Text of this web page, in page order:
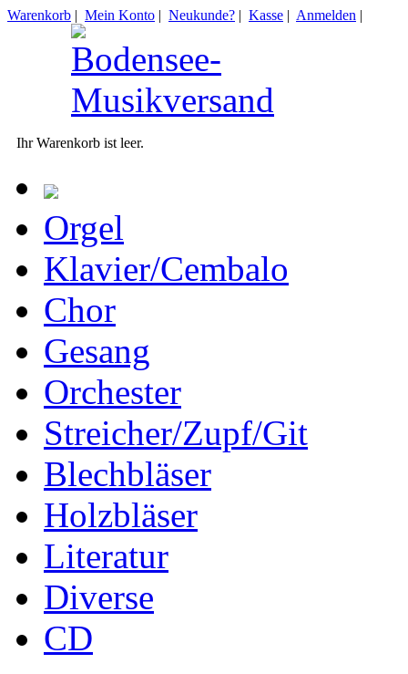
Warenkorb | Mein Konto | Neukunde? | Kasse | Anmelden |
Ihr Warenkorb ist leer.
Orgel
Klavier/Cembalo
Chor
Gesang
Orchester
Streicher/Zupf/Git
Blechbläser
Holzbläser
Literatur
Diverse
CD